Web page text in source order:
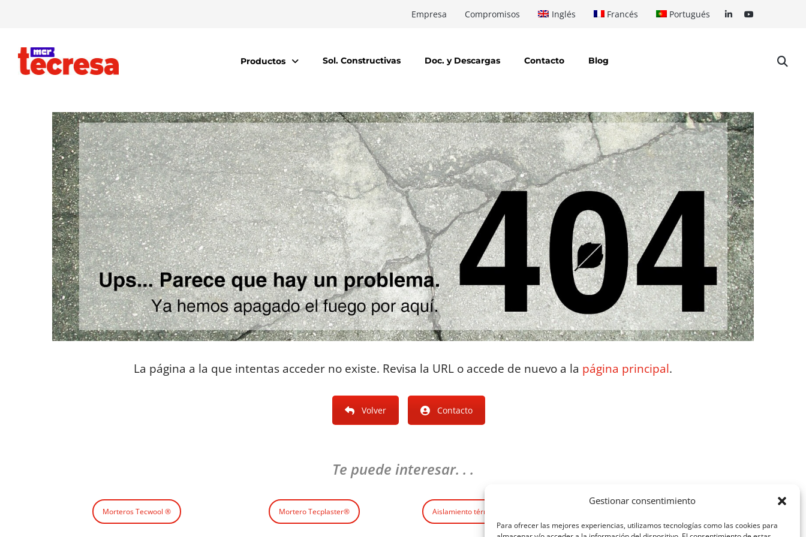
Gestionar consentimiento
Para ofrecer las mejores experiencias, utilizamos tecnologías como las cookies para
Empresa Compromisos Inglés Francés Portugués
Productos Sol. Constructivas Doc. y Descargas Contacto Blog
La página a la que intentas acceder no existe. Revisa la URL o accede de nuevo a la página principal.
Volver Contacto
Te puede interesar. . .
Morteros Tecwool ® Mortero Tecplaster® Aislamiento térmo-acústico Tecfill®